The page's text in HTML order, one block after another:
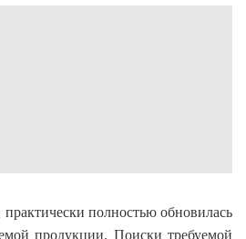
полностью обновилась
продукции. Поиски требуемой